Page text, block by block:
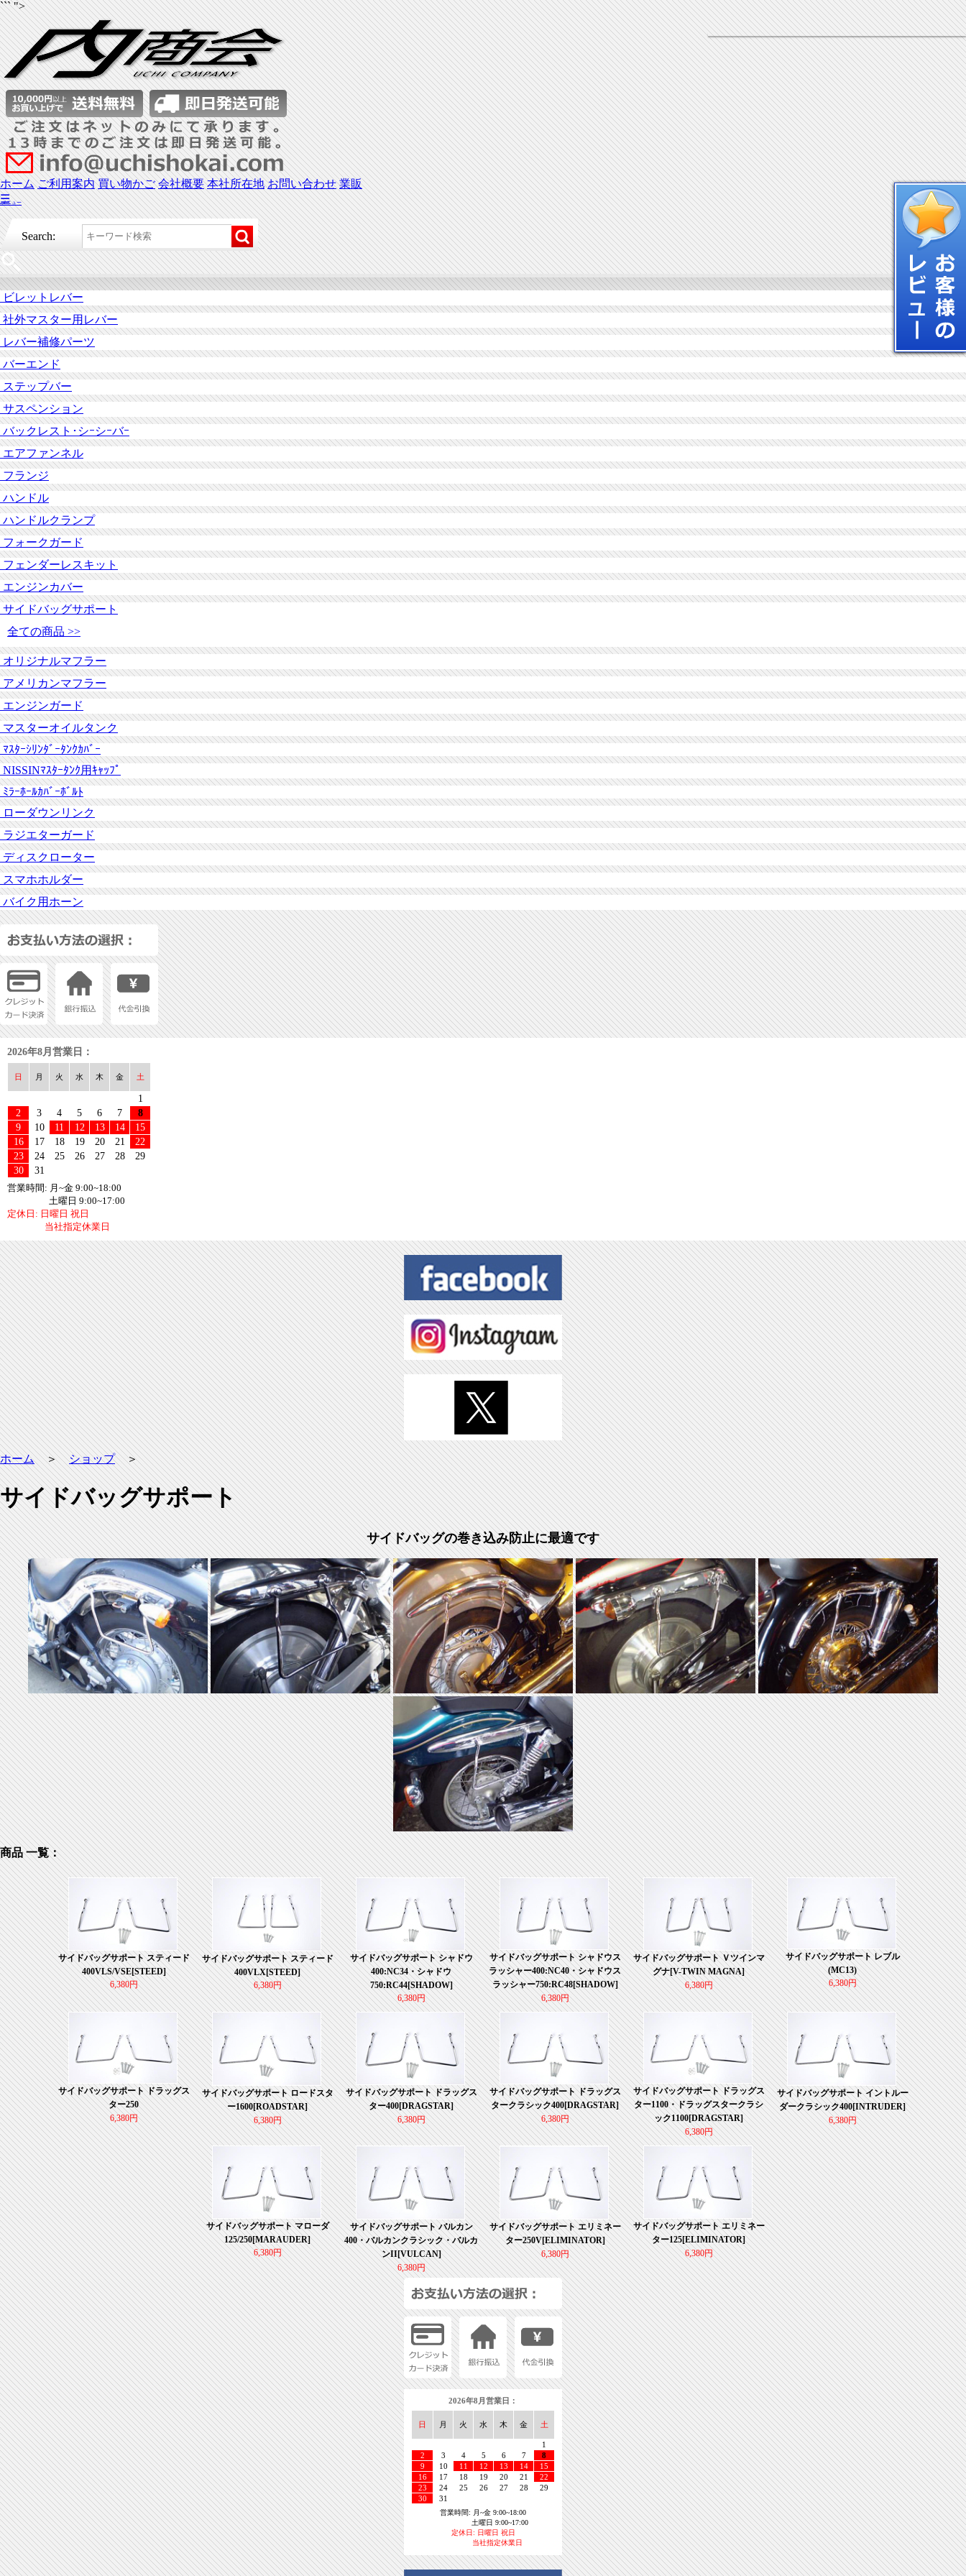
``` ">
ホーム ご利用案内 買い物かご 会社概要 本社所在地 お問い合わせ 業販
☰
メニュー
Search:
ビレットレバー
社外マスター用レバー
レバー補修パーツ
バーエンド
ステップバー
サスペンション
バックレスト･シｰシｰバｰ
エアファンネル
フランジ
ハンドル
ハンドルクランプ
フォークガード
フェンダーレスキット
エンジンカバー
サイドバッグサポート
全ての商品 >>
オリジナルマフラー
アメリカンマフラー
エンジンガード
マスターオイルタンク
ﾏｽﾀｰｼﾘﾝﾀﾞｰﾀﾝｸｶﾊﾞｰ
NISSINﾏｽﾀｰﾀﾝｸ用ｷｬｯﾌﾟ
ﾐﾗｰﾎｰﾙｶﾊﾞｰﾎﾞﾙﾄ
ローダウンリンク
ラジエターガード
ディスクローター
スマホホルダー
バイク用ホーン
2026年8月営業日：
日 月 火 水 木 金 土
1
2
3 4 5 6 7
8
9
10 11 12 13 14
15
16
17 18 19 20 21
22
23
24 25 26 27 28
29
30
31
営業時間: 月~金 9:00~18:00
土曜日 9:00~17:00
定休日: 日曜日 祝日
当社指定休業日
ホーム＞ショップ＞
サイドバッグサポート
サイドバッグの巻き込み防止に最適です
商品 一覧：
サイドバッグサポート スティード
400VLS/VSE[STEED]
6,380円
サイドバッグサポート スティード
400VLX[STEED]
6,380円
サイドバッグサポート シャドウ
400:NC34・シャドウ
750:RC44[SHADOW]
6,380円
サイドバッグサポート シャドウス
ラッシャー400:NC40・シャドウス
ラッシャー750:RC48[SHADOW]
6,380円
サイドバッグサポート Ｖツインマ
グナ[V-TWIN MAGNA]
6,380円
サイドバッグサポート レブル
(MC13)
6,380円
サイドバッグサポート ドラッグス
ター250
6,380円
サイドバッグサポート ロードスタ
ー1600[ROADSTAR]
6,380円
サイドバッグサポート ドラッグス
ター400[DRAGSTAR]
6,380円
サイドバッグサポート ドラッグス
タークラシック400[DRAGSTAR]
6,380円
サイドバッグサポート ドラッグス
ター1100・ドラッグスタークラシ
ック1100[DRAGSTAR]
6,380円
サイドバッグサポート イントルー
ダークラシック400[INTRUDER]
6,380円
サイドバッグサポート マローダ
125/250[MARAUDER]
6,380円
サイドバッグサポート バルカン
400・バルカンクラシック・バルカ
ンII[VULCAN]
6,380円
サイドバッグサポート エリミネー
ター250V[ELIMINATOR]
6,380円
サイドバッグサポート エリミネー
ター125[ELIMINATOR]
6,380円
2026年8月営業日：
日 月 火 水 木 金 土
1
2
3 4 5 6 7
8
9
10 11 12 13 14
15
16
17 18 19 20 21
22
23
24 25 26 27 28
29
30
31
営業時間: 月~金 9:00~18:00
土曜日 9:00~17:00
定休日: 日曜日 祝日
当社指定休業日